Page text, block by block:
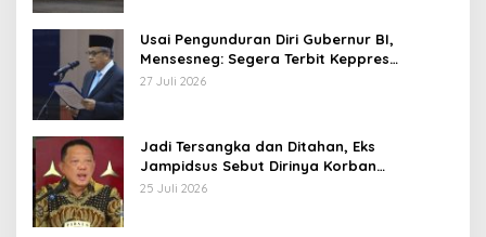
Usai Pengunduran Diri Gubernur BI,
Mensesneg: Segera Terbit Keppres
Pemberhentian dengan Hormat
27 Juli 2026
Jadi Tersangka dan Ditahan, Eks
Jampidsus Sebut Dirinya Korban
Kriminalisasi
25 Juli 2026